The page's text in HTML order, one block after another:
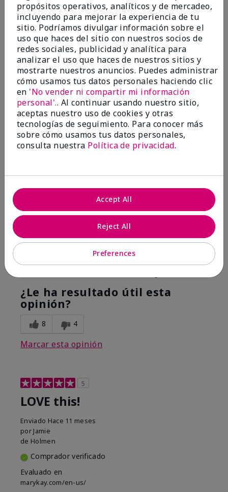
¿Le ha resultado útil esta
opinión?
22 1
Marcar esta opinión
5
Awesome
EnviadoHace 10 meses
porJudy
Comprador verificado
Evaluado en
Comentarios sobre Mary Kay Clinical Solutions®
Dynamic Wrinkle Limiter™
Hope it helps
¿Le ha resultado útil esta
opinión?
8 4
Marcar esta opinión
5
LOVE this!
Enviado Hace 11 meses
por Jamie
de Holmen
Comprador verificado
Evaluado en
marykay.com/en-us/
propósitos operativos, analíticos y de mercadeo,
incluyendo para mejorar la experiencia de tu
sitio. Podríamos divulgar información sobre el
uso que haces del sitio con nuestros socios de
redes sociales, publicidad y analítica para
analizar el uso que haces de nuestros sitios y
mostrarte nuestros anuncios. Puedes administrar
cómo usamos tus datos personales haciendo clic
en 'No vender ni compartir mi información
personal'.. Al continuar usando nuestro sitio,
aceptas nuestro uso de cookies y otras
tecnologías de seguimiento. Para conocer más
sobre cómo usamos tus datos personales,
consulta nuestra Política de privacidad.
Preferences
Reject All
Accept All